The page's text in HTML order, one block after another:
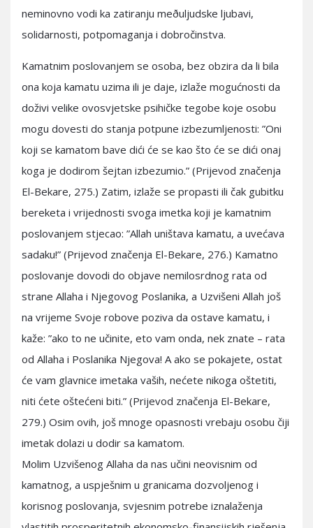
neminovno vodi ka zatiranju meðuljudske ljubavi,
solidarnosti, potpomaganja i dobročinstva.
Kamatnim poslovanjem se osoba, bez obzira da li bila
ona koja kamatu uzima ili je daje, izlaže mogućnosti da
doživi velike ovosvjetske psihičke tegobe koje osobu
mogu dovesti do stanja potpune izbezumljenosti: ”Oni
koji se kamatom bave dići će se kao što će se dići onaj
koga je dodirom šejtan izbezumio.” (Prijevod značenja
El-Bekare, 275.) Zatim, izlaže se propasti ili čak gubitku
bereketa i vrijednosti svoga imetka koji je kamatnim
poslovanjem stjecao: ”Allah uništava kamatu, a uvećava
sadaku!” (Prijevod značenja El-Bekare, 276.) Kamatno
poslovanje dovodi do objave nemilosrdnog rata od
strane Allaha i Njegovog Poslanika, a Uzvišeni Allah još
na vrijeme Svoje robove poziva da ostave kamatu, i
kaže: ”ako to ne učinite, eto vam onda, nek znate – rata
od Allaha i Poslanika Njegova! A ako se pokajete, ostat
će vam glavnice imetaka vaših, nećete nikoga oštetiti,
niti ćete oštećeni biti.” (Prijevod značenja El-Bekare,
279.) Osim ovih, još mnoge opasnosti vrebaju osobu čiji
imetak dolazi u dodir sa kamatom.
Molim Uzvišenog Allaha da nas učini neovisnim od
kamatnog, a uspješnim u granicama dozvoljenog i
korisnog poslovanja, svjesnim potrebe iznalaženja